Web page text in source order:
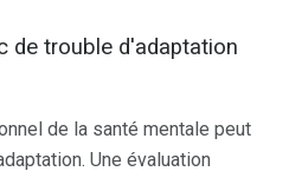
de trouble d'adaptation
de la santé mentale peut
Une évaluation